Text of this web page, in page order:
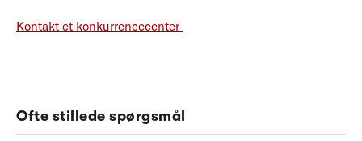
Kontakt et konkurrencecenter
Ofte stillede spørgsmål